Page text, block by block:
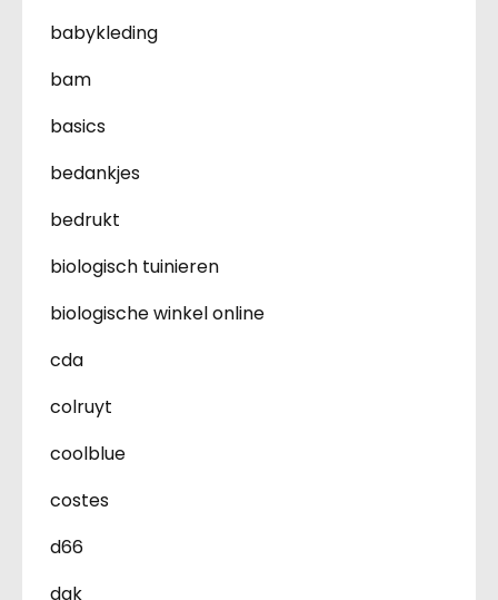
babykleding
bam
basics
bedankjes
bedrukt
biologisch tuinieren
biologische winkel online
cda
colruyt
coolblue
costes
d66
dak